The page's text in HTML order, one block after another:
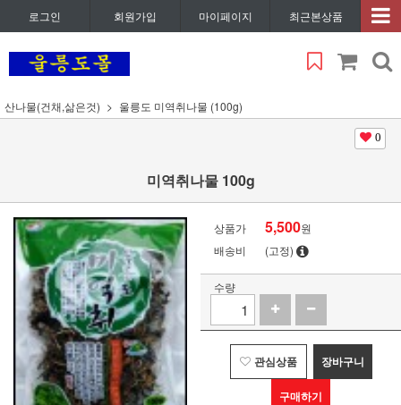
로그인 회원가입 마이페이지 최근본상품
산나물(건채,삶은것) 울릉도 미역취나물 (100g)
0
미역취나물 100g
상품가 5,500원
배송비
(고정)
수량
관심상품 장바구니
구매하기